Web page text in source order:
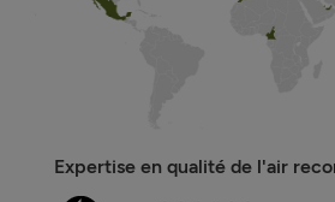
Expertise en qualité de l'air